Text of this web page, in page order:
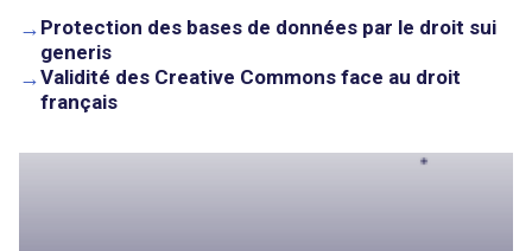
→ Protection des bases de données par le droit sui
generis
→Validité des Creative Commons face au droit
français